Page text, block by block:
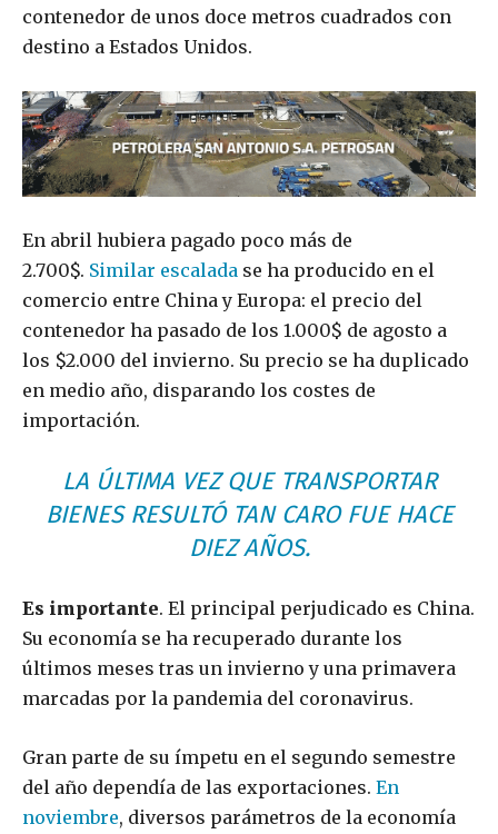
contenedor de unos doce metros cuadrados con
destino a Estados Unidos.
En abril hubiera pagado poco más de
2.700$. Similar escalada se ha producido en el
comercio entre China y Europa: el precio del
contenedor ha pasado de los 1.000$ de agosto a
los $2.000 del invierno. Su precio se ha duplicado
en medio año, disparando los costes de
importación.
LA ÚLTIMA VEZ QUE TRANSPORTAR
BIENES RESULTÓ TAN CARO FUE HACE
DIEZ AÑOS.
Es importante. El principal perjudicado es China.
Su economía se ha recuperado durante los
últimos meses tras un invierno y una primavera
marcadas por la pandemia del coronavirus.
Gran parte de su ímpetu en el segundo semestre
del año dependía de las exportaciones. En
noviembre, diversos parámetros de la economía